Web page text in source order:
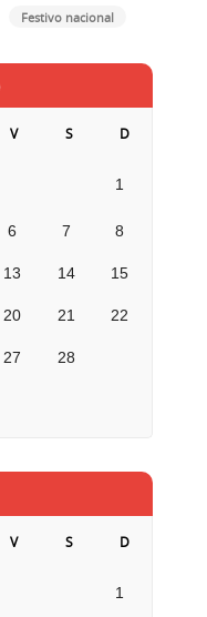
Festivo nacional
V S D
1
6 7 8
13 14 15
20 21 22
27 28
V S D
1